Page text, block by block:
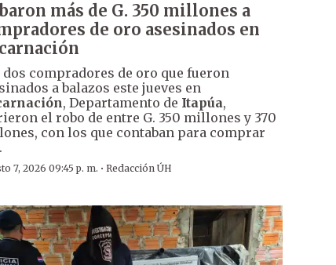
más de G. 350 millones a
de oro asesinados en
dos compradores de oro que fueron
a balazos este jueves en
, Departamento de Itapúa,
el robo de entre G. 350 millones y 370
con los que contaban para comprar
7, 2026 09:45 p. m. · Redacción ÚH